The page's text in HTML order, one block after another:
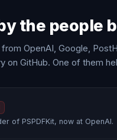
the people
OpenAI, Google,
on GitHub. One of them
of PSPDFKit, now at OpenAI.